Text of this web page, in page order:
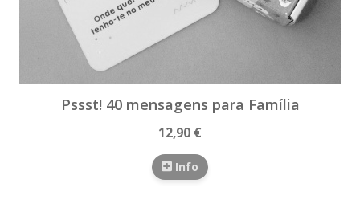
Pssst! 40 mensagens para Família
12,90 €
Info